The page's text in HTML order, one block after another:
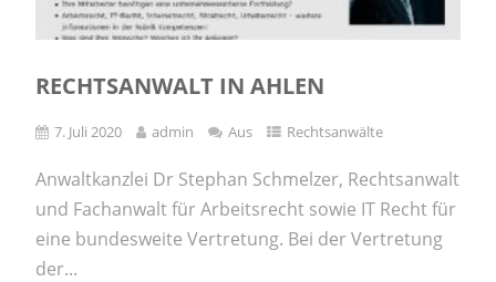
RECHTSANWALT IN AHLEN
7. Juli 2020 admin Aus Rechtsanwälte
Anwaltkanzlei Dr Stephan Schmelzer, Rechtsanwalt
und Fachanwalt für Arbeitsrecht sowie IT Recht für
eine bundesweite Vertretung. Bei der Vertretung
der...